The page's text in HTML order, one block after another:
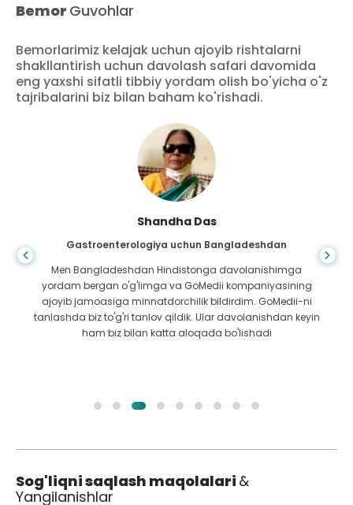
Bemor Guvohlar
Bemorlarimiz kelajak uchun ajoyib rishtalarni
shakllantirish uchun davolash safari davomida
eng yaxshi sifatli tibbiy yordam olish bo'yicha o'z
tajribalarini biz bilan baham ko'rishadi.
Shandha Das
Gastroenterologiya uchun Bangladeshdan
Men Bangladeshdan Hindistonga davolanishimga
yordam bergan o'g'limga va GoMedii kompaniyasining
ajoyib jamoasiga minnatdorchilik bildirdim. GoMedii-ni
tanlashda biz to'g'ri tanlov qildik. Ular davolanishdan keyin
ham biz bilan katta aloqada bo'lishadi
Sog'liqni saqlash maqolalari &
Yangilanishlar